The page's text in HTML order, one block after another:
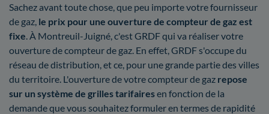
Sachez avant toute chose, que peu importe votre fournisseur
de gaz, le prix pour une ouverture de compteur de gaz est
fixe. À Montreuil-Juigné, c'est GRDF qui va réaliser votre
ouverture de compteur de gaz. En effet, GRDF s'occupe du
réseau de distribution, et ce, pour une grande partie des villes
du territoire. L'ouverture de votre compteur de gaz repose
sur un système de grilles tarifairesen fonction de la
demande que vous souhaitez formuler en termes de rapidité